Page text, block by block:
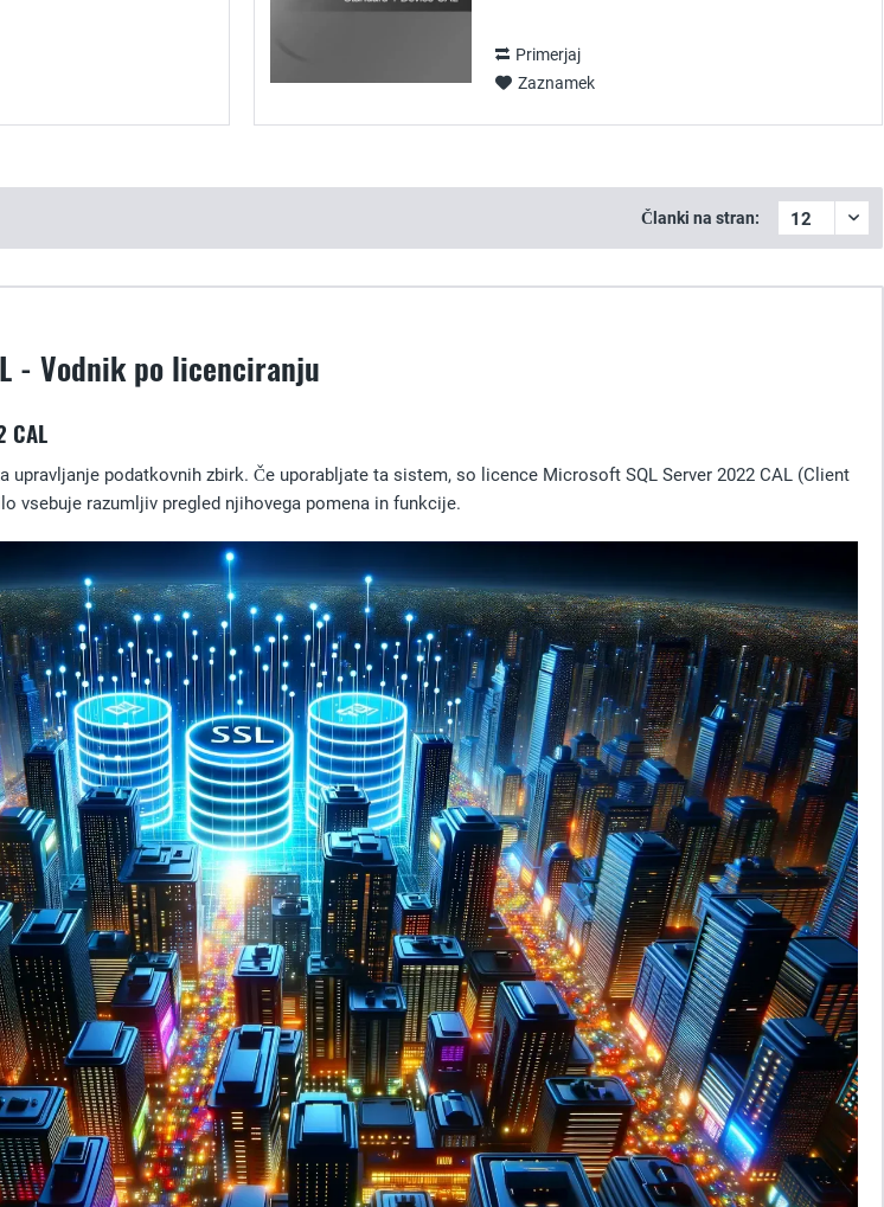
Primerjaj
Zaznamek
Članki na stran:
- Vodnik po licenciranju
CAL
upravljanje podatkovnih zbirk. Če uporabljate ta sistem, so licence Microsoft SQL Server 2022 CAL (Client
vsebuje razumljiv pregled njihovega pomena in funkcije.